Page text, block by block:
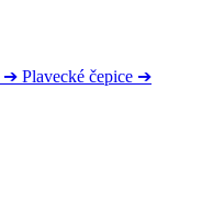
➔ Plavecké čepice ➔